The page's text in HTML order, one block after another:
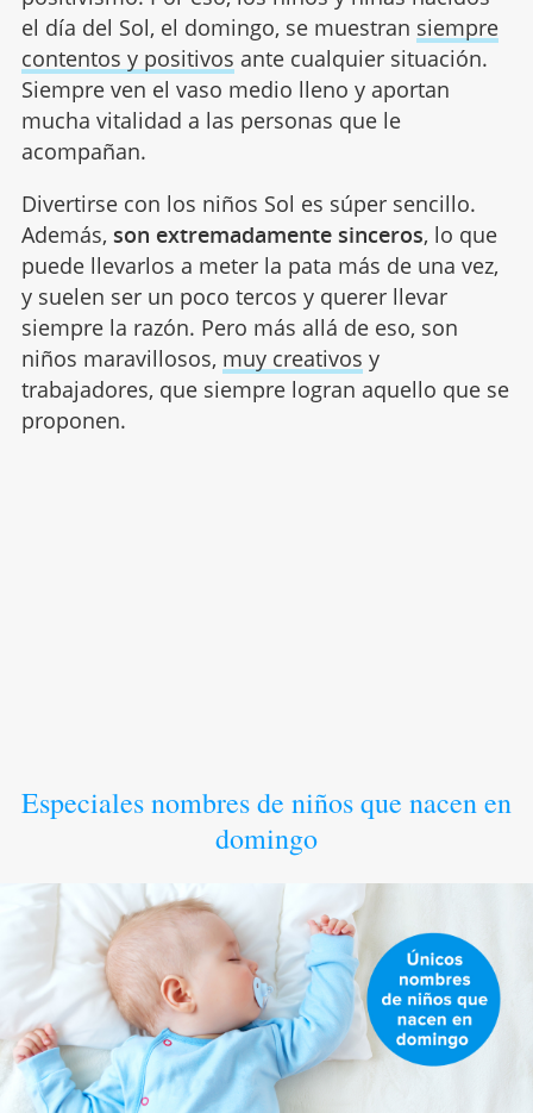
el día del Sol, el domingo, se muestran siempre
contentos y positivos ante cualquier situación.
Siempre ven el vaso medio lleno y aportan
mucha vitalidad a las personas que le
acompañan.
Divertirse con los niños Sol es súper sencillo.
Además, son extremadamente sinceros, lo que
puede llevarlos a meter la pata más de una vez,
y suelen ser un poco tercos y querer llevar
siempre la razón. Pero más allá de eso, son
niños maravillosos, muy creativos y
trabajadores, que siempre logran aquello que se
proponen.
Especiales nombres de niños que nacen en
domingo